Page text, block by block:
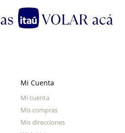
Mi Cuenta
Mi cuenta
Mis compras
Mis direcciones